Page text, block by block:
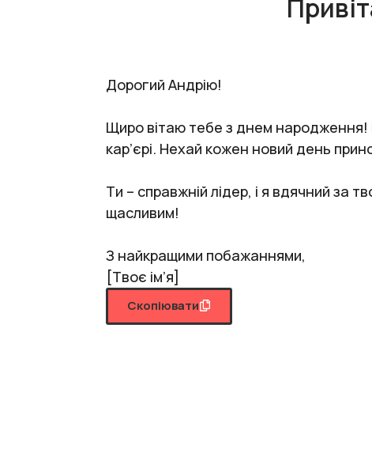
Дорогий Андрію!
Щиро вітаю тебе з днем народження!
кар’єрі. Нехай кожен новий день
Ти – справжній лідер, і я вдячний за
щасливим!
З найкращими побажаннями,
[Твоє ім’я]
Скопіювати